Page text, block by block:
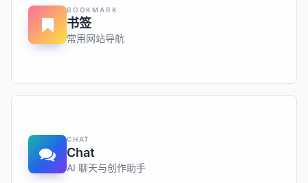
BOOKMARK
书签
常用网站导航
CHAT
Chat
AI 聊天与创作助手